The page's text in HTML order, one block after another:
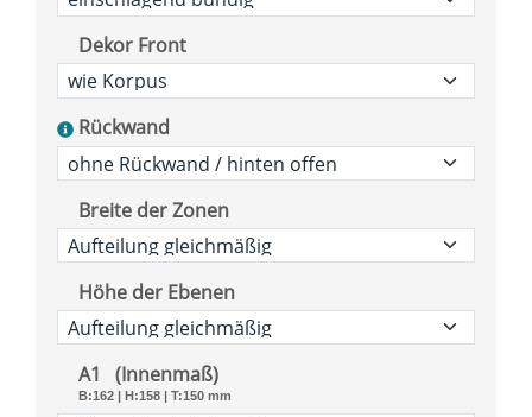
Dekor Front
Rückwand
Breite der Zonen
Höhe der Ebenen
A1 (Innenmaß)
B:162 | H:158 | T:150 mm